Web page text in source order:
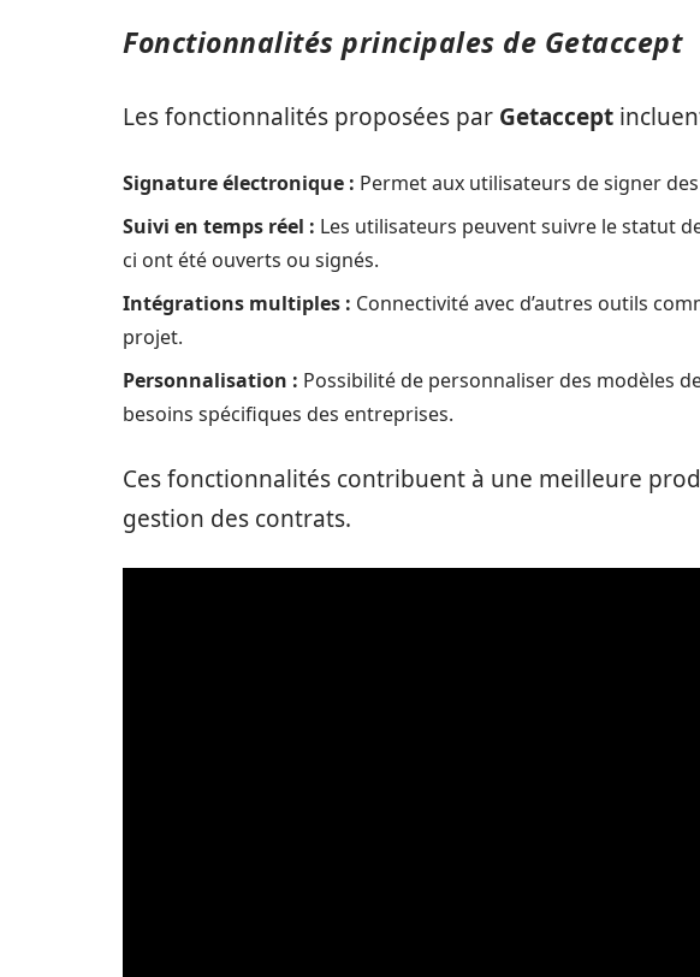
Fonctionnalités principales de Getaccept
Les fonctionnalités proposées par Getaccept
Signature électronique : Permet aux utilisateurs de signer
Suivi en temps réel : Les utilisateurs peuvent suivre le statut
ci ont été ouverts ou signés.
Intégrations multiples : Connectivité avec d’autres outils
projet.
Personnalisation : Possibilité de personnaliser des modèles
besoins spécifiques des entreprises.
Ces fonctionnalités contribuent à une meilleure
gestion des contrats.